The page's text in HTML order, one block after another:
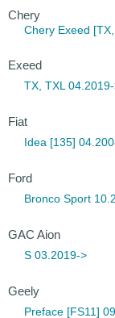
Chery
Chery Exeed
Exeed
TX, TXL
Fiat
Idea [135]
Ford
Bronco Sport
GAC Aion
S 03.2019->
Geely
Preface [FS11]